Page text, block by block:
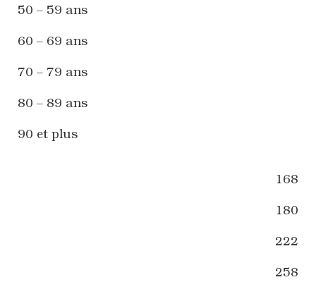
50 – 59 ans
60 – 69 ans
70 – 79 ans
80 – 89 ans
90 et plus
168
180
222
258